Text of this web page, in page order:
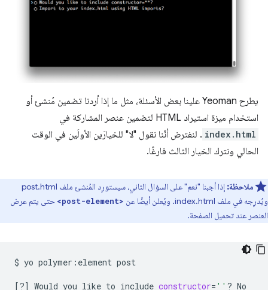
يطرح Yeoman علينا بعض الأسئلة، مثل ما إذا أردنا تضمين مُنشئ أو
استخدام ميزة استيراد HTML لتضمين عنصر المشاركة في
index.html . لنفترض أنّنا نقول "لا" للخيارَين الأولَين في الوقت
الحالي ونترك الخيار الثالث فارغًا.
ملاحظة:
إذا أجبنا "نعم" على السؤال الثاني، سيستورِد المُنشئ ملف post.html
ويُدرِجه في ملف index.html. ويُعلن أيضًا عن
<post-element> حتى يتم عرض
العنصر عند تحميل الصفحة.
$ yo polymer:element post
[ ?] Would you like to include constructor= '' ? No